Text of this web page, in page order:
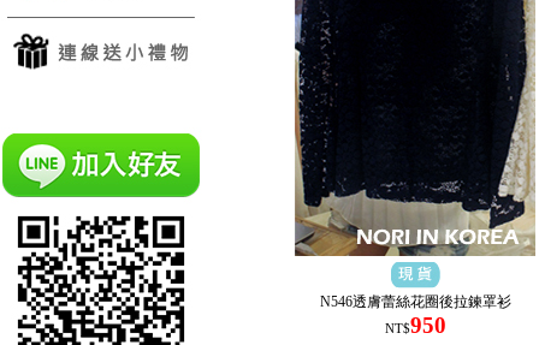
N546透膚蕾絲花圈後拉鍊罩衫
NT$950